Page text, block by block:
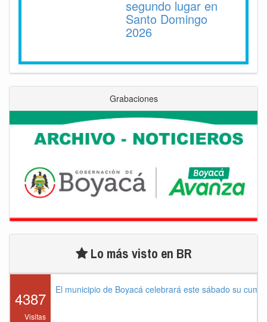
segundo lugar en
Santo Domingo
2026
Grabaciones
Lo más visto en BR
4387
Visitas
El municipio de Boyacá celebrará este sábado su